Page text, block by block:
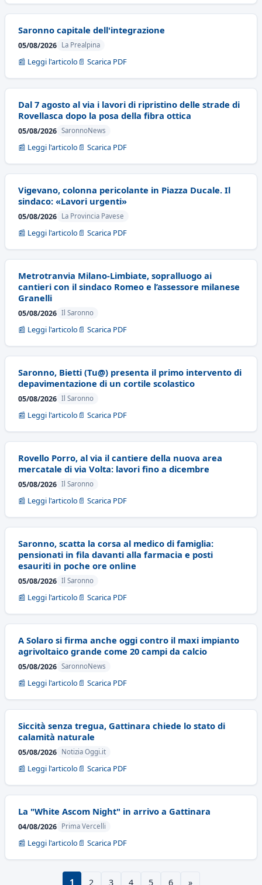
Saronno capitale dell'integrazione
05/08/2026 La Prealpina
📰 Leggi l'articolo 📄 Scarica PDF
Dal 7 agosto al via i lavori di ripristino delle strade di
Rovellasca dopo la posa della fibra ottica
05/08/2026 SaronnoNews
📰 Leggi l'articolo 📄 Scarica PDF
Vigevano, colonna pericolante in Piazza Ducale. Il
sindaco: «Lavori urgenti»
05/08/2026 La Provincia Pavese
📰 Leggi l'articolo 📄 Scarica PDF
Metrotranvia Milano-Limbiate, sopralluogo ai
cantieri con il sindaco Romeo e l’assessore milanese
Granelli
05/08/2026 Il Saronno
📰 Leggi l'articolo 📄 Scarica PDF
Saronno, Bietti (Tu@) presenta il primo intervento di
depavimentazione di un cortile scolastico
05/08/2026 Il Saronno
📰 Leggi l'articolo 📄 Scarica PDF
Rovello Porro, al via il cantiere della nuova area
mercatale di via Volta: lavori fino a dicembre
05/08/2026 Il Saronno
📰 Leggi l'articolo 📄 Scarica PDF
Saronno, scatta la corsa al medico di famiglia:
pensionati in fila davanti alla farmacia e posti
esauriti in poche ore online
05/08/2026 Il Saronno
📰 Leggi l'articolo 📄 Scarica PDF
A Solaro si firma anche oggi contro il maxi impianto
agrivoltaico grande come 20 campi da calcio
05/08/2026 SaronnoNews
📰 Leggi l'articolo 📄 Scarica PDF
Siccità senza tregua, Gattinara chiede lo stato di
calamità naturale
05/08/2026 Notizia Oggi.it
📰 Leggi l'articolo 📄 Scarica PDF
La "White Ascom Night" in arrivo a Gattinara
04/08/2026 Prima Vercelli
📰 Leggi l'articolo 📄 Scarica PDF
1 2 3 4 5 6 »